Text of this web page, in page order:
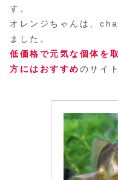
す。
オレンジちゃんは、
ました。
低価格で元気な個体を
方にはおすすめのサイ